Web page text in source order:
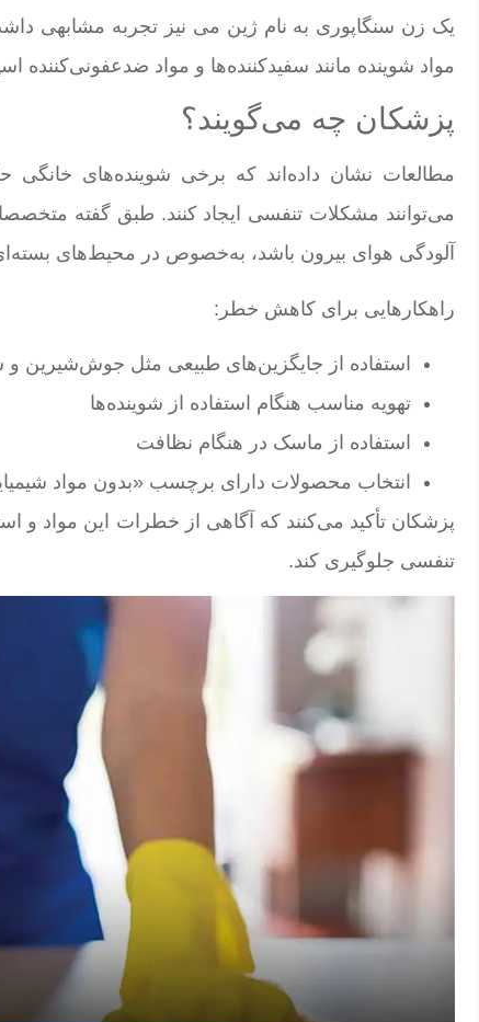
یک زن سنگاپوری به نام ژین می نیز تجربه مشابهی
مواد شوینده مانند سفیدکننده‌ها و مواد ضدعفونی‌کننده
پزشکان چه می‌گویند؟
مطالعات نشان داده‌اند که برخی شوینده‌های خانگی
می‌توانند مشکلات تنفسی ایجاد کنند. طبق گفته
آلودگی هوای بیرون باشد، به‌خصوص در محیط‌های
راهکارهایی برای کاهش خطر:
استفاده از جایگزین‌های طبیعی مثل جوش‌شیرین
تهویه مناسب هنگام استفاده از شوینده‌ها
استفاده از ماسک در هنگام نظافت
انتخاب محصولات دارای برچسب «بدون مواد
پزشکان تأکید می‌کنند که آگاهی از خطرات این مواد و
تنفسی جلوگیری کند.